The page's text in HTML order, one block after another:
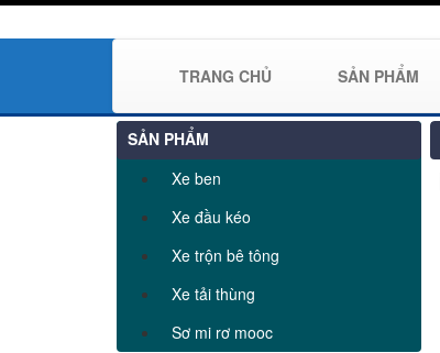
TRANG CHỦ SẢN PHẨM
SẢN PHẨM
Xe ben
Xe đầu kéo
Xe trộn bê tông
Xe tải thùng
Sơ mi rơ mooc